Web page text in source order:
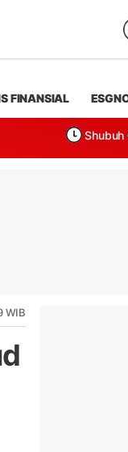
FINANSIAL
Shubuh
WIB